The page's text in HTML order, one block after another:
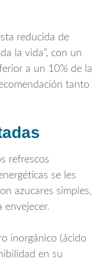
reducida de
la vida”, con un
a un 10% de la
tanto
refrescos
se les
azucares simples,
envejecer.
inorgánico (ácido
en su